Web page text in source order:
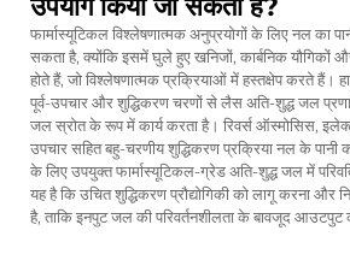
उपयोग किया जा सकता है?
फार्मास्यूटिकल विश्लेषणात्मक अनुप्रयोगों के लिए नल का
सकता है, क्योंकि इसमें घुले हुए खनिजों, कार्बनिक यौगिकों
होते हैं, जो विश्लेषणात्मक प्रक्रियाओं में हस्तक्षेप करते हैं।
पूर्व-उपचार और शुद्धिकरण चरणों से लैस अति-शुद्ध जल
जल स्रोत के रूप में कार्य करता है। रिवर्स ऑस्मोसिस,
उपचार सहित बहु-चरणीय शुद्धिकरण प्रक्रिया नल के पानी
के लिए उपयुक्त फार्मास्यूटिकल-ग्रेड अति-शुद्ध जल में
यह है कि उचित शुद्धिकरण प्रौद्योगिकी को लागू करना और
है, ताकि इनपुट जल की परिवर्तनशीलता के बावजूद आउटपुट